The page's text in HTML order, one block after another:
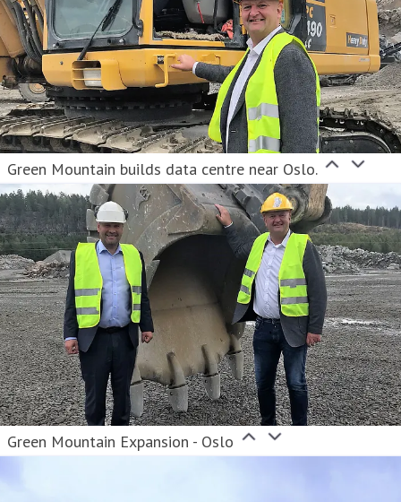
Green Mountain builds data centre near Oslo.
Green Mountain Expansion - Oslo